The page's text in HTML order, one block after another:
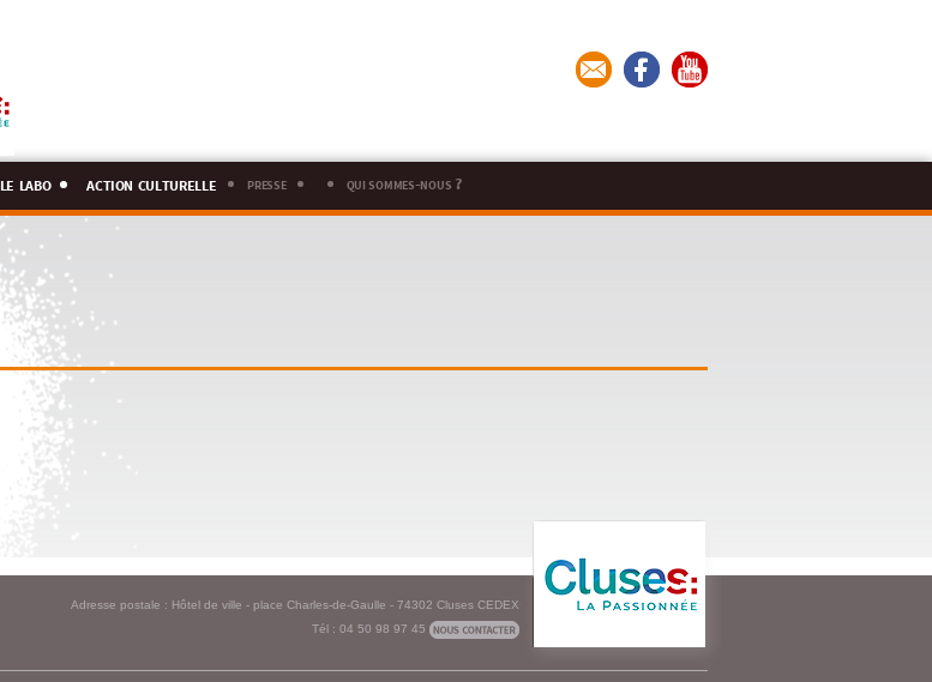
le labo action culturelle presse qui sommes-nous ?
Adresse postale : Hôtel de ville - place Charles-de-Gaulle - 74302 Cluses CEDEX
Tél : 04 50 98 97 45